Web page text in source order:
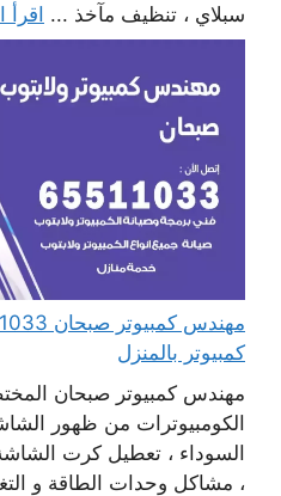
سبلاي ، تنظيف مآخذ ... اقرأ
كمبيوتر بالمنزل
مهندس كمبيوتر صبحان
الكومبيوترات من ظهور
السوداء ، تعطيل كرت
، مشاكل وحدات الطاقة و